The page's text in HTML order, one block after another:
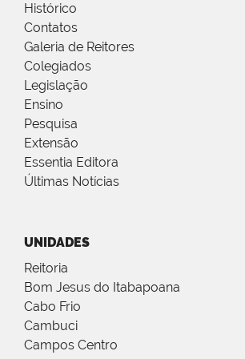
Histórico
Contatos
Galeria de Reitores
Colegiados
Legislação
Ensino
Pesquisa
Extensão
Essentia Editora
Últimas Notícias
UNIDADES
Reitoria
Bom Jesus do Itabapoana
Cabo Frio
Cambuci
Campos Centro